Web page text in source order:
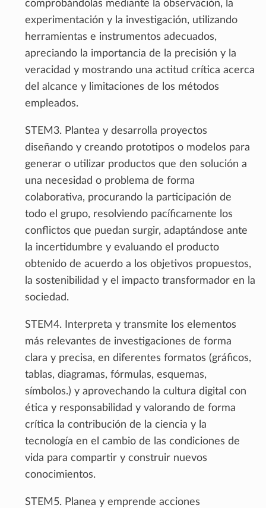
comprobándolas mediante la observación, la
experimentación y la investigación, utilizando
herramientas e instrumentos adecuados,
apreciando la importancia de la precisión y la
veracidad y mostrando una actitud crítica acerca
del alcance y limitaciones de los métodos
empleados.
STEM3. Plantea y desarrolla proyectos
diseñando y creando prototipos o modelos para
generar o utilizar productos que den solución a
una necesidad o problema de forma
colaborativa, procurando la participación de
todo el grupo, resolviendo pacíficamente los
conflictos que puedan surgir, adaptándose ante
la incertidumbre y evaluando el producto
obtenido de acuerdo a los objetivos propuestos,
la sostenibilidad y el impacto transformador en la
sociedad.
STEM4. Interpreta y transmite los elementos
más relevantes de investigaciones de forma
clara y precisa, en diferentes formatos (gráficos,
tablas, diagramas, fórmulas, esquemas,
símbolos.) y aprovechando la cultura digital con
ética y responsabilidad y valorando de forma
crítica la contribución de la ciencia y la
tecnología en el cambio de las condiciones de
vida para compartir y construir nuevos
conocimientos.
STEM5. Planea y emprende acciones